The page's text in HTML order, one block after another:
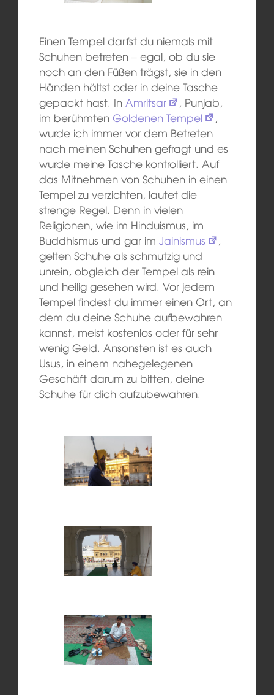
Einen Tempel darfst du niemals mit
Schuhen betreten – egal, ob du sie
noch an den Füßen trägst, sie in den
Händen hältst oder in deine Tasche
gepackt hast. In Amritsar
, Punjab,
im berühmten Goldenen Tempel
,
wurde ich immer vor dem Betreten
nach meinen Schuhen gefragt und es
wurde meine Tasche kontrolliert. Auf
das Mitnehmen von Schuhen in einen
Tempel zu verzichten, lautet die
strenge Regel. Denn in vielen
Religionen, wie im Hinduismus, im
Buddhismus und gar im Jainismus
,
gelten Schuhe als schmutzig und
unrein, obgleich der Tempel als rein
und heilig gesehen wird. Vor jedem
Tempel findest du immer einen Ort, an
dem du deine Schuhe aufbewahren
kannst, meist kostenlos oder für sehr
wenig Geld. Ansonsten ist es auch
Usus, in einem nahegelegenen
Geschäft darum zu bitten, deine
Schuhe für dich aufzubewahren.